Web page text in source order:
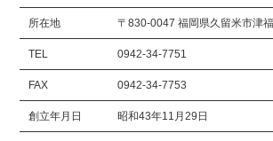
所在地 〒830-0047 福岡県久留米市津
TEL 0942-34-7751
FAX 0942-34-7753
創立年月日 昭和43年11月29日